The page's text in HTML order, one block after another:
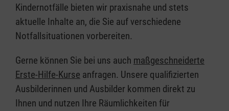
Kindernotfälle bieten wir praxisnahe und stets
aktuelle Inhalte an, die Sie auf verschiedene
Notfallsituationen vorbereiten.
Gerne können Sie bei uns auch maßgeschneiderte
Erste-Hilfe-Kurse anfragen. Unsere qualifizierten
Ausbilderinnen und Ausbilder kommen direkt zu
Ihnen und nutzen Ihre Räumlichkeiten für